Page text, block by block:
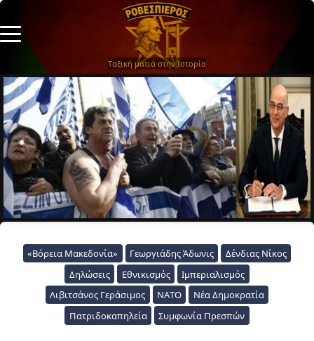
Ταξική ματιά στην Ιστορία
«Βόρεια Μακεδονία» Γεωργιάδης Άδωνις
Δένδιας Νίκος
Δηλώσεις
Εθνικισμός
Ιμπεριαλισμός
Λιβιτσάνος Γεράσιμος
ΝΑΤΟ
Νέα Δημοκρατία
Πατριδοκαπηλεία
Συμφωνία Πρεσπών